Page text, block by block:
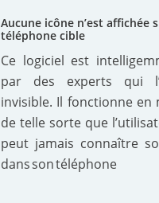
Aucune icône n’est affichée
téléphone cible
Ce logiciel est
par des experts qui
invisible. Il fonctionne en
de telle sorte que
peut jamais connaître
dans son téléphone